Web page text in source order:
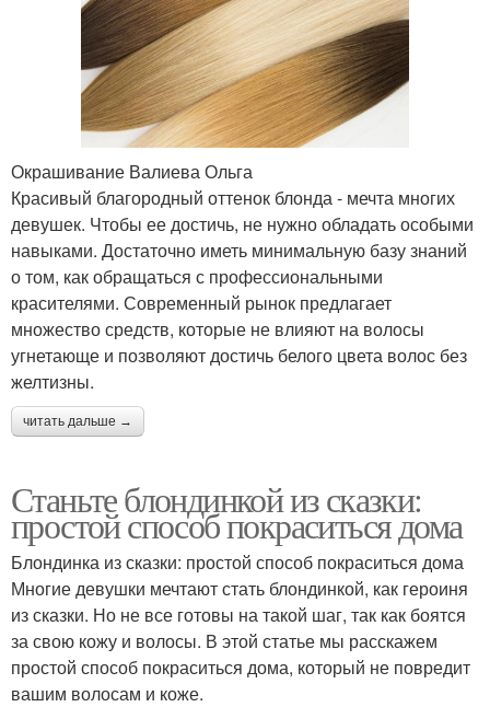
Окрашивание Валиева Ольга
Красивый благородный оттенок блонда - мечта многих
девушек. Чтобы ее достичь, не нужно обладать особыми
навыками. Достаточно иметь минимальную базу знаний
о том, как обращаться с профессиональными
красителями. Современный рынок предлагает
множество средств, которые не влияют на волосы
угнетающе и позволяют достичь белого цвета волос без
желтизны.
читать дальше →
Станьте блондинкой из сказки:
простой способ покраситься дома
Блондинка из сказки: простой способ покраситься дома
Многие девушки мечтают стать блондинкой, как героиня
из сказки. Но не все готовы на такой шаг, так как боятся
за свою кожу и волосы. В этой статье мы расскажем
простой способ покраситься дома, который не повредит
вашим волосам и коже.